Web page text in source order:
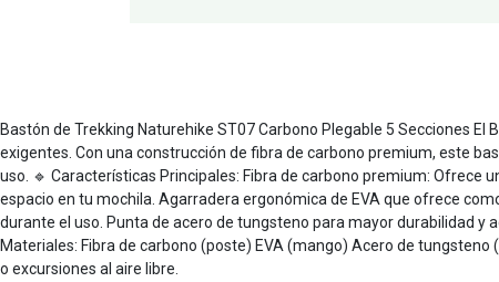
Bastón de Trekking Naturehike ST07 Carbono Plegable 5 Secciones
exigentes. Con una construcción de fibra de carbono premium, este
uso. 🔹 Características Principales: Fibra de carbono premium:
espacio en tu mochila. Agarradera ergonómica de EVA que ofrece
durante el uso. Punta de acero de tungsteno para mayor durabilidad y
Materiales: Fibra de carbono (poste) EVA (mango) Acero de
o excursiones al aire libre.